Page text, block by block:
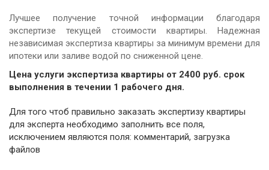
Лучшее получение точной информации благодаря
экспертизе текущей стоимости квартиры. Надежная
независимая экспертиза квартиры за минимум времени для
ипотеки или заливе водой по сниженной цене.
Цена услуги экспертиза квартиры от 2400 руб. cрок
выполнения в течении 1 рабочего дня.
Для того чтоб правильно заказать экспертизу квартиры
для эксперта необходимо заполнить все поля,
исключением являются поля: комментарий, загрузка
файлов